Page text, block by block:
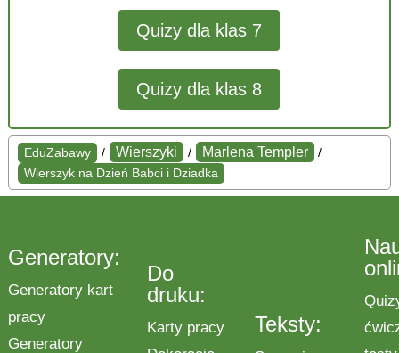
Quizy dla klas 7
Quizy dla klas 8
EduZabawy / Wierszyki / Marlena Templer
/
Wierszyk na Dzień Babci i Dziadka
Generatory:
Generatory kart
pracy
Generatory
Do
druku:
Karty pracy
Teksty: